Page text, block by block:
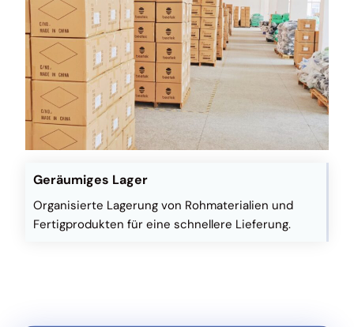
Geräumiges Lager
Organisierte Lagerung von Rohmaterialien und
Fertigprodukten für eine schnellere Lieferung.